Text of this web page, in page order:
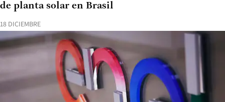
18 DICIEMBRE
de planta solar en Brasil